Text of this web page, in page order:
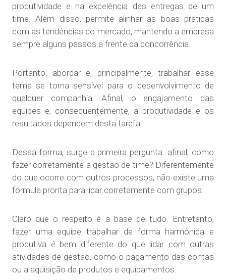
produtividade e na excelência das entregas de um
time. Além disso, permite alinhar as boas práticas
com as tendências do mercado, mantendo a empresa
sempre alguns passos a frente da concorrência.
Portanto, abordar e, principalmente, trabalhar esse
tema se torna sensível para o desenvolvimento de
qualquer companhia. Afinal, o engajamento das
equipes e, consequentemente, a produtividade e os
resultados dependem desta tarefa.
Dessa forma, surge a primeira pergunta: afinal, como
fazer corretamente a gestão de time? Diferentemente
do que ocorre com outros processos, não existe uma
fórmula pronta para lidar corretamente com grupos.
Claro que o respeito é a base de tudo. Entretanto,
fazer uma equipe trabalhar de forma harmônica e
produtiva é bem diferente do que lidar com outras
atividades de gestão, como o pagamento das contas
ou a aquisição de produtos e equipamentos.